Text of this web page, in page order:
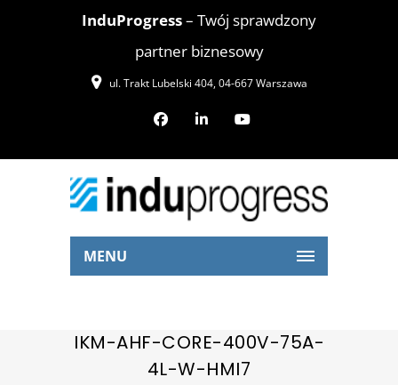
InduProgress– Twój sprawdzony
partner biznesowy
ul. Trakt Lubelski 404, 04-667 Warszawa
MENU
IKM-AHF-CORE-400V-75A-
4L-W-HMI7